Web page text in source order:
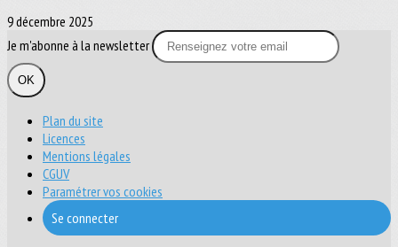
9 décembre 2025
Je m'abonne à la newsletter
OK
Plan du site
Licences
Mentions légales
CGUV
Paramétrer vos cookies
Se connecter